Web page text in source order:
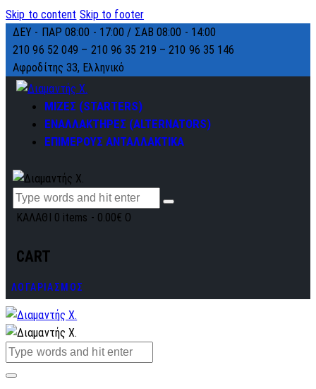
Skip to content Skip to footer
ΔΕΥ - ΠΑΡ 08:00 - 17:00 / ΣΑΒ 08:00 - 14:00
210 96 52 049 – 210 96 35 219 –210 96 35 146
Αφροδίτης 33, Ελληνικό
ΜΙΖΕΣ (STARTERS)
ΕΝΑΛΛΑΚΤΗΡΕΣ (ALTERNATORS)
ΕΠΙΜΕΡΟΥΣ ΑΝΤΑΛΛΑΚΤΙΚΑ
ΚΑΛΑΘΙ 0 items - 0.00€ 0
CART
ΛΟΓΑΡΙΑΣΜΟΣ